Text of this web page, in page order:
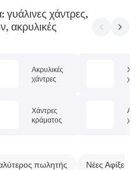
γυάλινες χάντρες,
ακρυλικές
Ακρυλικές
χάντρες
Χάντρες
κράματος
πωλητής Νέες Αφίξεις